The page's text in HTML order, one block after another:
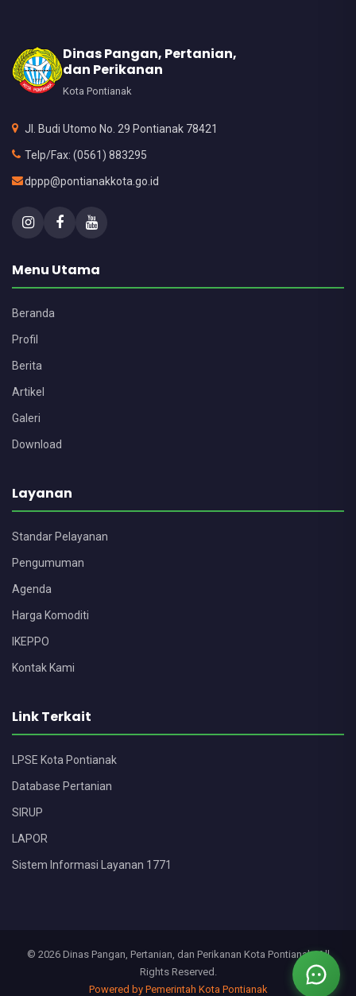
Dinas Pangan, Pertanian,
dan Perikanan
Kota Pontianak
Jl. Budi Utomo No. 29 Pontianak 78421
Telp/Fax: (0561) 883295
dppp@pontianakkota.go.id
Menu Utama
Beranda
Profil
Berita
Artikel
Galeri
Download
Layanan
Standar Pelayanan
Pengumuman
Agenda
Harga Komoditi
IKEPPO
Kontak Kami
Link Terkait
LPSE Kota Pontianak
Database Pertanian
SIRUP
LAPOR
Sistem Informasi Layanan 1771
© 2026 Dinas Pangan, Pertanian, dan Perikanan Kota Pontianak. All
Rights Reserved.
Powered by Pemerintah Kota Pontianak